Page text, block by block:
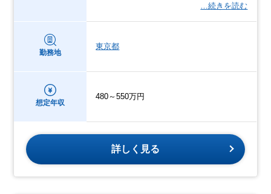
…続きを読む
勤務地
東京都
想定年収
480～550万円
詳しく見る